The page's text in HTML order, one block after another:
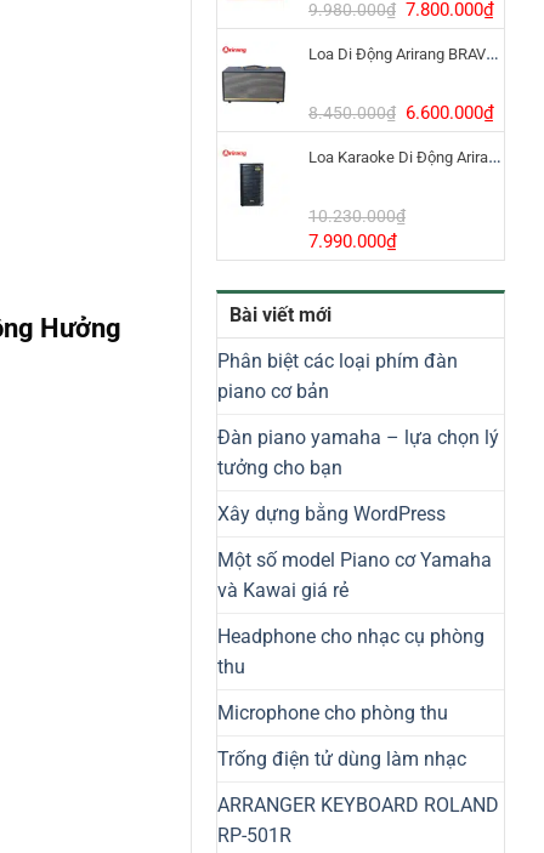
8.800.000₫.
9.980.000₫ Giá
gốc
là:
7.800.000₫Giá
hiện
tại
Loa Di Động Arirang BRAVO 8 800W Có Micro
8.450.000₫ Giá
gốc
là:
6.600.000₫Giá
hiện
tại
Loa Karaoke Di Động Arirang EDGE-X Model I
10.230.000₫
Giá
gốc
là:
10.230.000₫.
7.990.000₫Giá
hiện
tại
7.990.000₫.
Bài viết mới
Phân biệt các loại phím đàn
piano cơ bản
Đàn piano yamaha – lựa chọn lý
tưởng cho bạn
Xây dựng bằng WordPress
Một số model Piano cơ Yamaha
và Kawai giá rẻ
Headphone cho nhạc cụ phòng
thu
Microphone cho phòng thu
Trống điện tử dùng làm nhạc
ARRANGER KEYBOARD ROLAND
RP-501R
Hưởng